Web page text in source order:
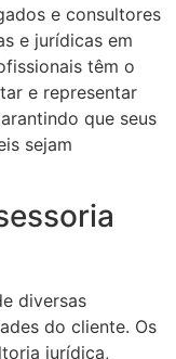
e consultores
e jurídicas em
têm o
e representar
que seus
sejam
diversas
do cliente. Os
jurídica,